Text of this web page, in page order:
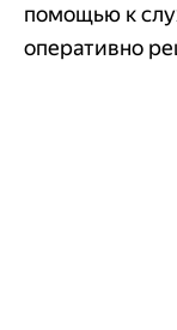
помощью к
оперативно